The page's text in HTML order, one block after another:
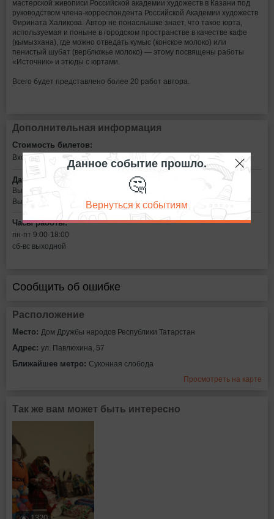
мастерской живописи Российской академии художеств в Казани под
руководством члена-корреспондента Российской Академии художеств
Фирината Халикова. Автор не понаслышке знает, что такое юрта,
используемая и поныне в городском пространстве в качестве кафе
(кымызхана), где можно отведать кумыс (конское молоко) или
пенистый шубат (верблюжье молоко) — этому посвящены работы
«Источник» и этюды с юртами.
Всего будет представлено более 20 работ автора.
Дополнительная информация
Стоимость билетов:
Вход свободный
Дата:
Выставка будет работать
Выставка будет работать по 25 июля 2018 года
Часы работы:
пн-пт 9:00-18:00
сб-вс выходной
Сообщить об ошибке
Расположение
Место: Дом Дружбы народов Республики Татарстан
Адрес: ул. Павлюхина, 57
Ближайшее метро: Суконная слобода
Просмотреть на карте
Так же вам может быть интересно
Данное событие прошло.
🤔
Вернуться к событиям